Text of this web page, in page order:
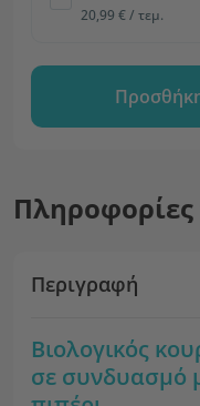
20,99 € / τεμ.
Πληροφορίες
Περιγραφή
Βιολογικός
σε συνδυασμό